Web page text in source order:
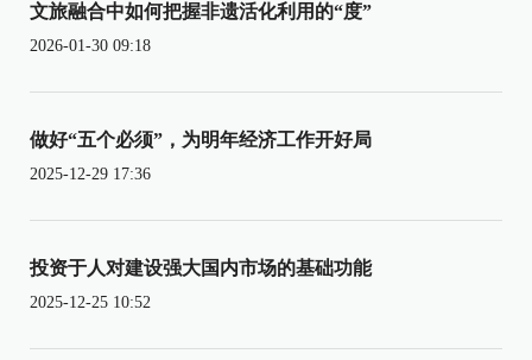
文旅融合中如何把握非遗活化利用的“度”
2026-01-30 09:18
做好“五个必须”，为明年经济工作开好局
2025-12-29 17:36
投资于人对建设强大国内市场的基础功能
2025-12-25 10:52